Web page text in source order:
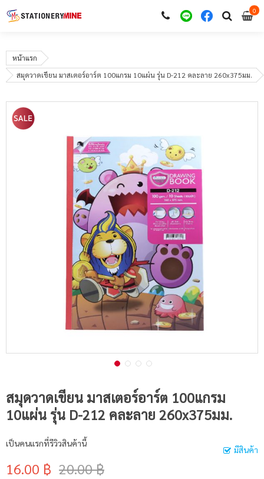
00
หน้าแรก
สมุดวาดเขียน มาสเตอร์อาร์ต 100แกรม 10แผ่น รุ่น D-212 คละลาย 260x375มม.
สมุดวาดเขียน มาสเตอร์อาร์ต 100แกรม
10แผ่น รุ่น D-212 คละลาย 260x375มม.
มีสินค้า
เป็นคนแรกที่รีวิวสินค้านี้
16.00 ฿ 20.00 ฿